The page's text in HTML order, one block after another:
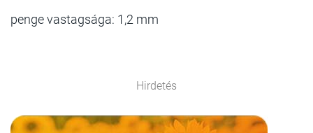
penge vastagsága: 1,2 mm
Hirdetés